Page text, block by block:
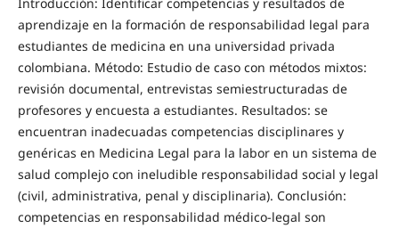
aprendizaje en la formación de responsabilidad legal para
estudiantes de medicina en una universidad privada
colombiana. Método: Estudio de caso con métodos mixtos:
revisión documental, entrevistas semiestructuradas de
profesores y encuesta a estudiantes. Resultados: se
encuentran inadecuadas competencias disciplinares y
genéricas en Medicina Legal para la labor en un sistema de
salud complejo con ineludible responsabilidad social y legal
(civil, administrativa, penal y disciplinaria). Conclusión:
competencias en responsabilidad médico-legal son